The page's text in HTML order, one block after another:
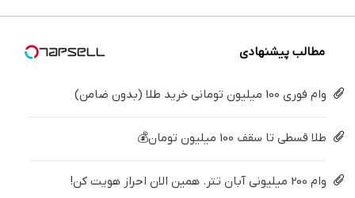
جلبک
مطالب پیشنهادی
وام فوری 100 میلیون تومانی خرید طلا (بدون ضامن)
طلا قسطی تا سقف 100 میلیون تومان💰
وام 200 میلیونی آبان تتر. همین الان احراز هویت کن!